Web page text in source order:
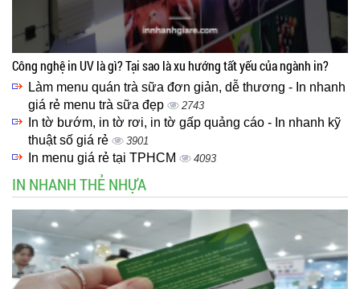
Công nghệ in UV là gì? Tại sao là xu hướng tất yếu của ngành in?
Làm menu quán trà sữa đơn giản, dễ thương - In nhanh
giá rẻ menu trà sữa đẹp
2743
In tờ bướm, in tờ rơi, in tờ gấp quảng cáo - In nhanh kỹ
thuật số giá rẻ
3901
In menu giá rẻ tại TPHCM 4093
IN NHANH THẺ NHỰA